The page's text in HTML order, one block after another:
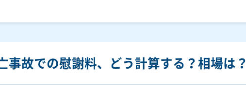
事故での慰謝料、どう計算する？相場は？